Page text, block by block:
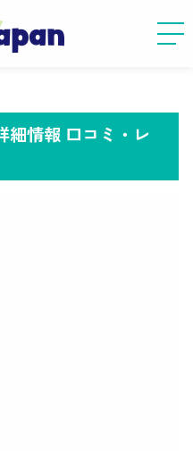
細情報 口コミ・レ